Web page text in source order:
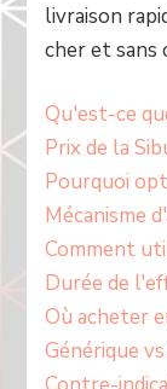
livraison
cher et sans
Qu'est-ce
Prix de la
Pourquoi
Mécanisme
Comment
Durée de
Où acheter
Générique